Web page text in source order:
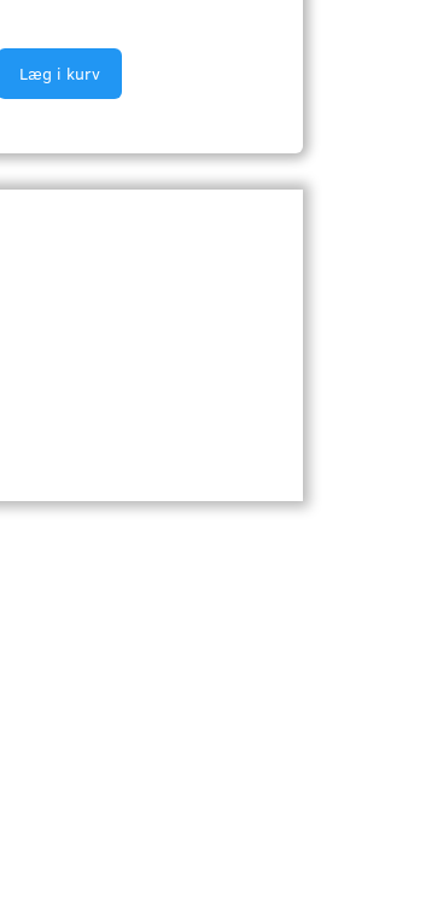
Læg i kurv